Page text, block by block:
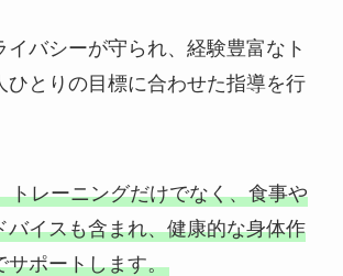
イバシーが守られ、経験豊富なト
ひとりの目標に合わせた指導を行
トレーニングだけでなく、食事や
バイスも含まれ、健康的な身体作
サポートします。